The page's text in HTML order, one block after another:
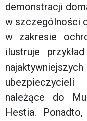
demonstracji
w szczególności
w zakresie
ilustruje
należące do
Hestia.